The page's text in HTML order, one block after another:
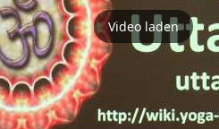
Video laden